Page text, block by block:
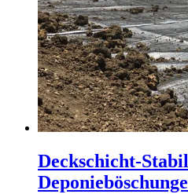
Deckschicht-